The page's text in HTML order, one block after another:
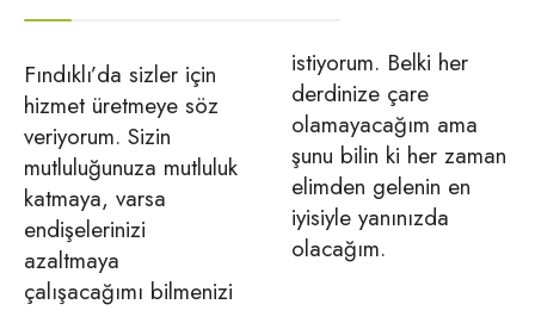
Fındıklı’da sizler için
hizmet üretmeye söz
veriyorum. Sizin
mutluluğunuza mutluluk
katmaya, varsa
endişelerinizi
azaltmaya
çalışacağımı bilmenizi
istiyorum. Belki her
derdinize çare
olamayacağım ama
şunu bilin ki her zaman
elimden gelenin en
iyisiyle yanınızda
olacağım.